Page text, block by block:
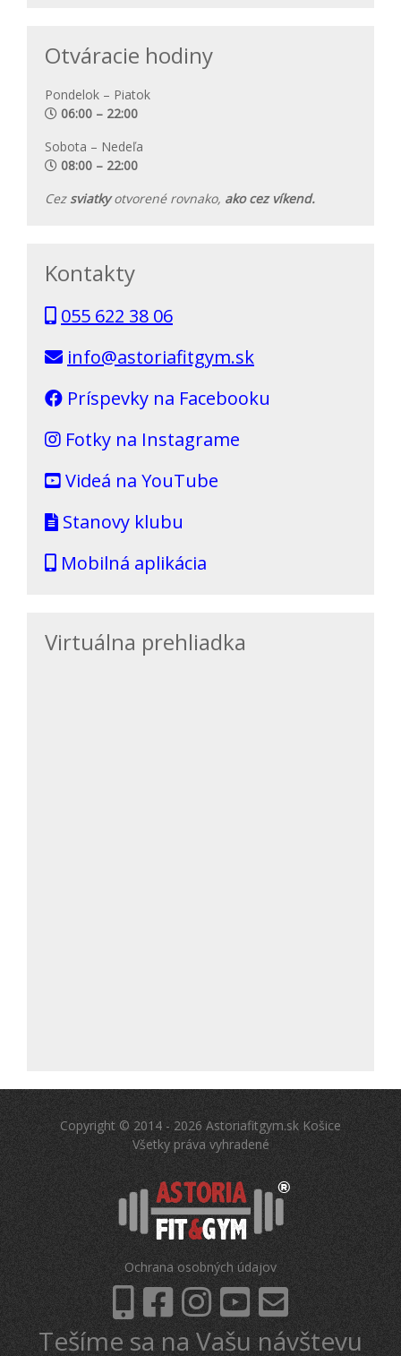
Otváracie hodiny
Pondelok – Piatok
06:00 – 22:00
Sobota – Nedeľa
08:00 – 22:00
Cez sviatkyotvorené rovnako, ako cez víkend.
Kontakty
055 622 38 06
info@astoriafitgym.sk
Príspevky na Facebooku
Fotky na Instagrame
Videá na YouTube
Stanovy klubu
Mobilná aplikácia
Virtuálna prehliadka
Copyright © 2014 - 2026 Astoriafitgym.sk Košice
Všetky práva vyhradené
Ochrana osobných údajov
Tešíme sa na Vašu návštevu